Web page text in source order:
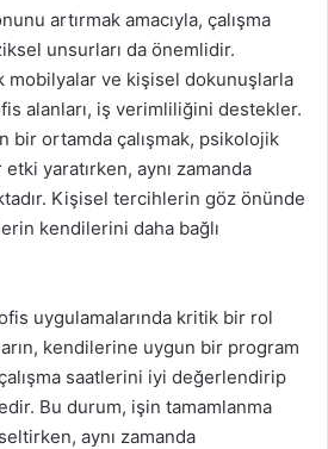
artırmak amacıyla, çalışma
unsurları da önemlidir.
mobilyalar ve kişisel dokunuşlarla
alanları, iş verimliliğini destekler.
bir ortamda çalışmak, psikolojik
yaratırken, aynı zamanda
Kişisel tercihlerin göz önünde
kendilerini daha bağlı
uygulamalarında kritik bir rol
kendilerine uygun bir program
saatlerini iyi değerlendirip
Bu durum, işin tamamlanma
aynı zamanda